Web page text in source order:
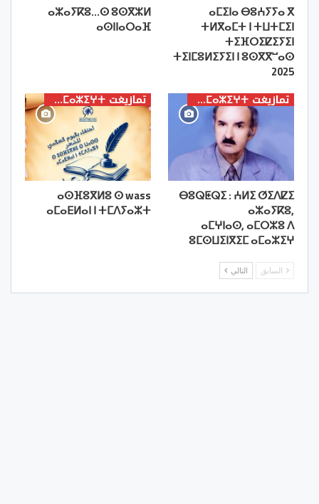
ⴰⵎⵉⵏⴰ ⴱⵓⵄⵢⵢⴰ ⴳ
ⵜⵍⴳⴰⵎⵜ ⵏ ⵜⵡⵜⵎⵉⵏ
ⵜⵉⴼⵔⵉⵇⵉⵢⵉⵏ
ⵜⵉⵏⵎⵓⵍⵉⵢⵉⵏ ⵏ ⵓⵙⴳⴳⵯⴰⵙ
2025
ⴰⵣⴰⵢⴽⵓ…ⵙ ⵓⵙⴳⵣⵍ
ⴰⵙⵏⵏⴰⵔⴰⴼ
تمازيغت ⵜⴰⵎⴰⵣⵉⵖⵜ
ⴱⵓⵕⵟⵕⵉ : ⵄⵍⵉ ⵚⵉⴷⵇⵉ
ⴰⵣⴰⵢⴽⵓ,
ⴰⵎⵖⵏⴰⵙ, ⴰⵎⵔⵣⵓ ⴷ
ⵓⵎⵙⵡⵉⵏⴳⵉⵎ ⴰⵎⴰⵣⵉⵖ
تمازيغت ⵜⴰⵎⴰⵣⵉⵖⵜ
ⴰⵙⴼⵓⴳⵍⵓ ⵙ wass
ⴰⵎⴰⴹⵍⴰⵏ ⵏ ⵜⵎⴷⵢⴰⵣⵜ
السابق التالي